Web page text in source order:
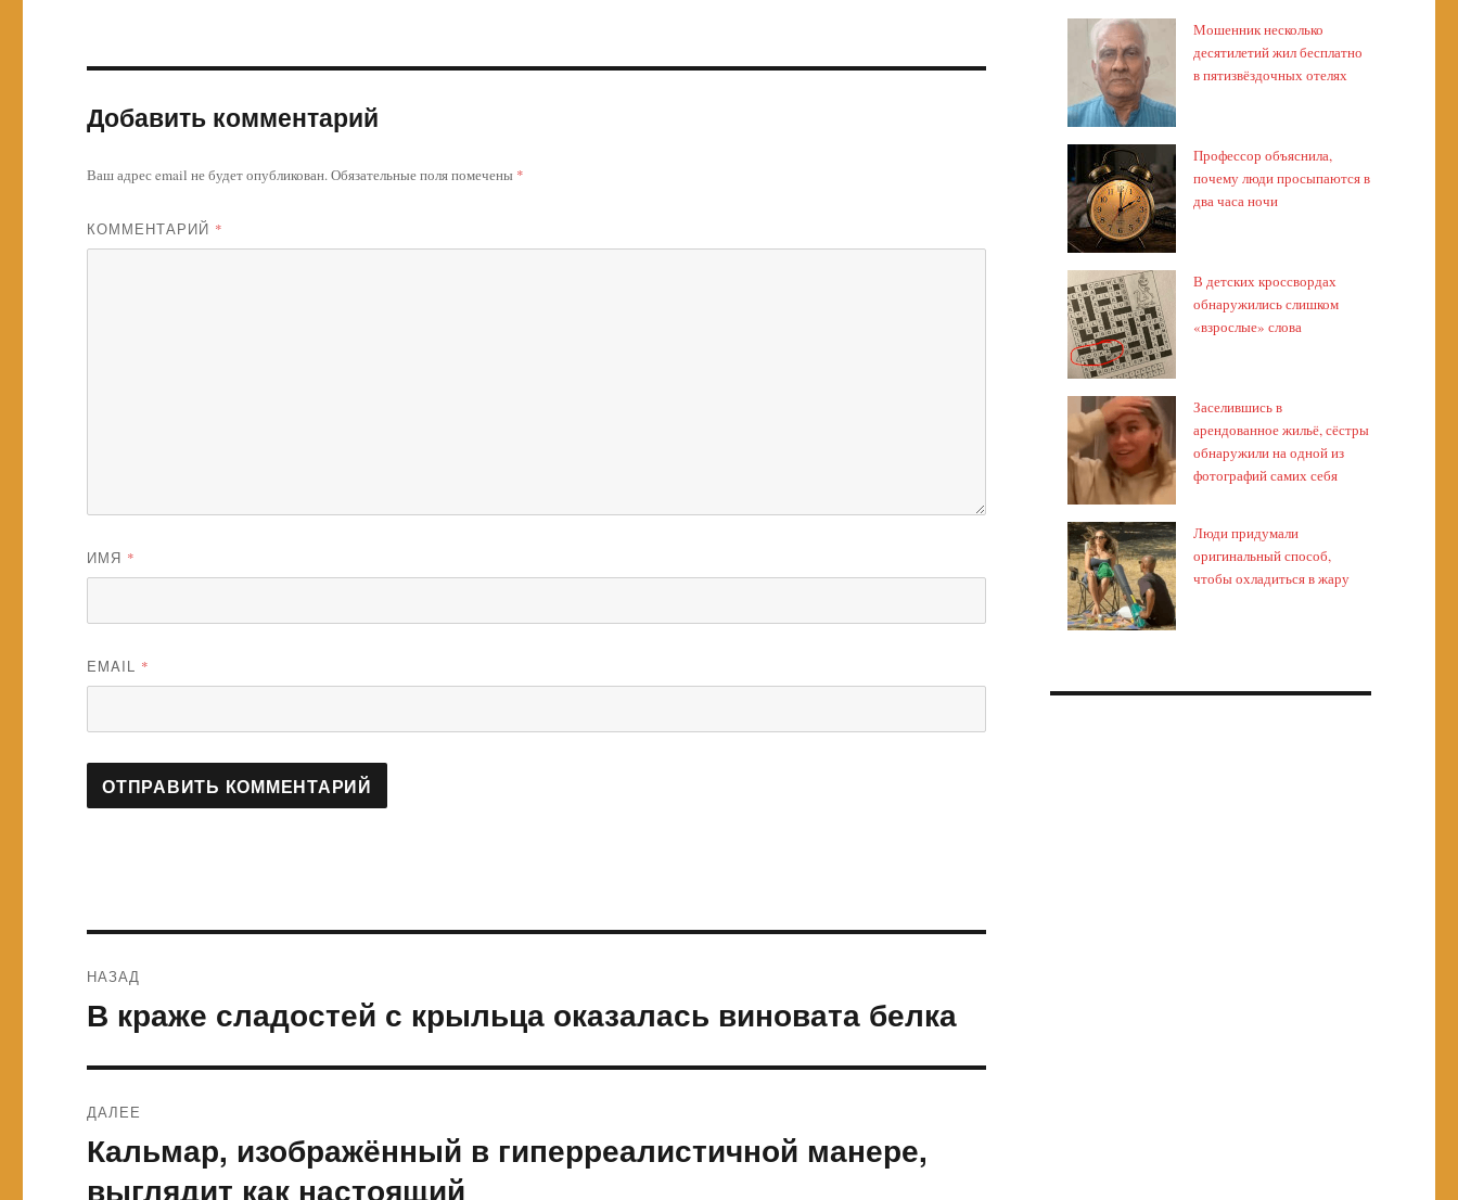
Добавить комментарий
Ваш адрес email не будет опубликован.Обязательные поля помечены *
КОММЕНТАРИЙ *
ИМЯ *
EMAIL *
по
НАЗАД
Предыдущая
запись:
В краже сладостей с крыльца оказалась виновата белка
ДАЛЕЕ
Следующая
Кальмар, изображённый в гиперреалистичной манере,
выглядит как настоящий
Мошенник несколько
десятилетий жил бесплатно
в пятизвёздочных отелях
Профессор объяснила,
почему люди просыпаются в
два часа ночи
В детских кроссвордах
обнаружились слишком
«взрослые» слова
Заселившись в
арендованное жильё, сёстры
обнаружили на одной из
фотографий самих себя
Люди придумали
оригинальный способ,
чтобы охладиться в жару